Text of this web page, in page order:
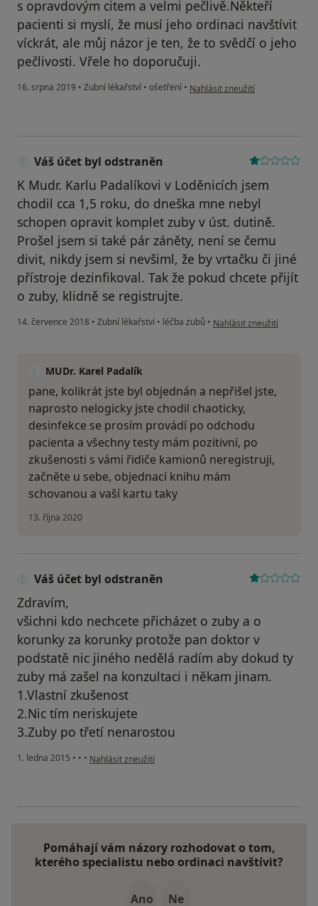
s opravdovým citem a velmi pečlivě.Někteří
pacienti si myslí, že musí jeho ordinaci navštívit
víckrát, ale můj názor je ten, že to svědčí o jeho
pečlivosti. Vřele ho doporučuji.
16. srpna 2019 • Zubní lékařství • ošetření • podle názoru uživatele Váš účet
Nahlásit zneužití
Váš účet byl odstraněn
K Mudr. Karlu Padalíkovi v Loděnicích jsem
chodil cca 1,5 roku, do dneška mne nebyl
schopen opravit komplet zuby v úst. dutině.
Prošel jsem si také pár záněty, není se čemu
divit, nikdy jsem si nevšiml, že by vrtačku či jiné
přístroje dezinfikoval. Tak že pokud chcete přijít
o zuby, klidně se registrujte.
14. července 2018 • Zubní lékařství • léčba zubů • podle názoru uživatele
Nahlásit zneužití
MUDr. Karel Padalík
pane, kolikrát jste byl objednán a nepřišel jste,
naprosto nelogicky jste chodil chaoticky,
desinfekce se prosím provádí po odchodu
pacienta a všechny testy mám pozitivní, po
zkušenosti s vámi řidiče kamionů neregistruji,
začněte u sebe, objednací knihu mám
schovanou a vaší kartu taky
13. října 2020
Váš účet byl odstraněn
Zdravím,
všichni kdo nechcete přicházet o zuby a o
korunky za korunky protože pan doktor v
podstatě nic jiného nedělá radím aby dokud ty
zuby má zašel na konzultaci i někam jinam.
1.Vlastní zkušenost
2.Nic tím neriskujete
3.Zuby po třetí nenarostou
1. ledna 2015 • • • podle názoru uživatele Váš účet byl odstraněn
Nahlásit zneužití
Pomáhají vám názory rozhodovat o tom,
kterého specialistu nebo ordinaci navštívit?
Ano Ne